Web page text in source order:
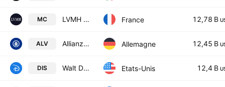
MC LVMH Moet Hennessy Louis Vuitton SE France 12,78 B
ALV Allianz SE Allemagne 12,45 B
DIS Walt Disney Company Etats-Unis 12,4 B